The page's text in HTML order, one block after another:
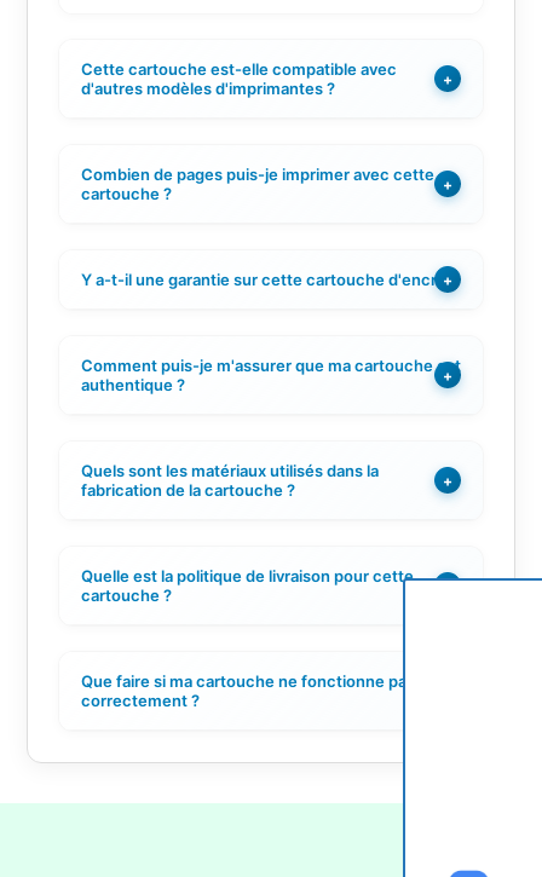
Cette cartouche est-elle compatible avec
d'autres modèles d'imprimantes ?
+
Combien de pages puis-je imprimer avec cette
cartouche ?
+
Y a-t-il une garantie sur cette cartouche d'encre ?
+
Comment puis-je m'assurer que ma cartouche est
authentique ?
+
Quels sont les matériaux utilisés dans la
fabrication de la cartouche ?
+
Quelle est la politique de livraison pour cette
cartouche ?
+
Que faire si ma cartouche ne fonctionne pas
correctement ?